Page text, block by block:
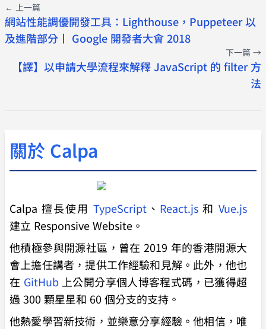
← 上一篇
網站性能調優開發工具：Lighthouse，Puppeteer 以
及進階部分丨 Google 開發者大會 2018
下一篇 →
【譯】以申請大學流程來解釋 JavaScript 的 filter 方
法
關於 Calpa
Calpa 擅長使用 TypeScript 、 React.js 和 Vue.js
建立 Responsive Website。
他積極參與開源社區，曾在 2019 年的香港開源大
會上擔任講者，提供工作經驗和見解。此外，他也
在 GitHub上公開分享個人博客程式碼，已獲得超
過 300 顆星星和 60 個分支的支持。
他熱愛學習新技術，並樂意分享經驗。他相信，唯